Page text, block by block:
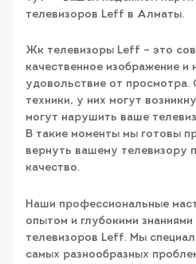
телевизоров Leff в Алматы.
Жк телевизоры Leff – это
качественное изображение и
удовольствие от
техники, у них могут
могут нарушить ваше
В такие моменты мы готовы
вернуть вашему телевизору
качество.
Наши профессиональные
опытом и глубокими
телевизоров Leff. Мы
самых разнообразных